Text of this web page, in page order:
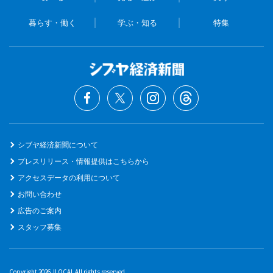
暮らす・働く 学ぶ・知る 特集
シブヤ経済新聞について
プレスリリース・情報提供はこちらから
アクセスデータの利用について
お問い合わせ
広告のご案内
スタッフ募集